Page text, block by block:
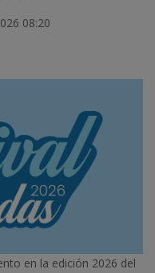
08:20
en la edición 2026 del